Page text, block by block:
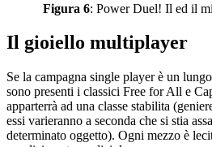
Figura 6: Power Duel! Il ed il
Il gioiello multiplayer
Se la campagna single player è un
sono presenti i classici Free for All e
apparterrà ad una classe stabilita
essi varieranno a seconda che si stia
determinato oggetto). Ogni mezzo è